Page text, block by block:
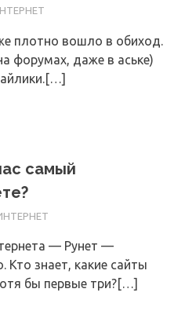
плотно вошло в обиход.
форумах, даже в аське)
самый
— Рунет —
Кто знает, какие сайты
бы первые три?[…]